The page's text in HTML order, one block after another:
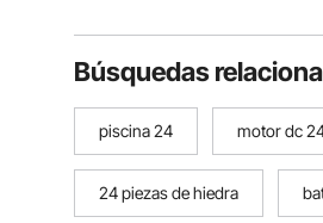
Búsquedas
piscina 24 motor dc
24 piezas de hiedra